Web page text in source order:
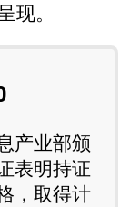
现。
产业部颁
表明持证
，取得计